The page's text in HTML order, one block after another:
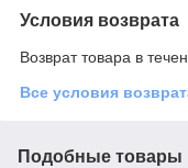
Условия возврата
Возврат товара в
Все условия
Подобные товары